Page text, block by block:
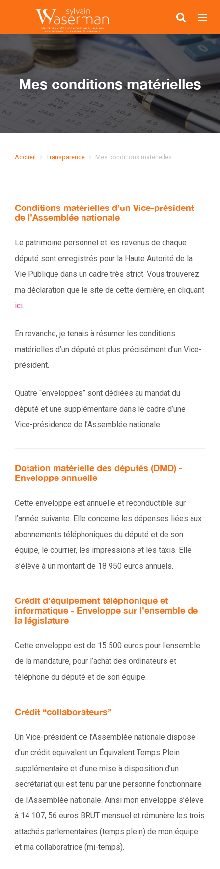
Accueil Transparence Mes conditions matérielles
Mes conditions matérielles
Conditions matérielles d’un Vice-président
de l’Assemblée nationale
Le patrimoine personnel et les revenus de chaque
député sont enregistrés pour la Haute Autorité de la
Vie Publique dans un cadre très strict. Vous trouverez
ma déclaration que le site de cette dernière, en cliquant
ici.
En revanche, je tenais à résumer les conditions
matérielles d’un député et plus précisément d’un Vice-
président.
Quatre “enveloppes” sont dédiées au mandat du
député et une supplémentaire dans le cadre d’une
Vice-présidence de l’Assemblée nationale.
Dotation matérielle des députés (DMD) -
Enveloppe annuelle
Cette enveloppe est annuelle et reconductible sur
l’année suivante. Elle concerne les dépenses liées aux
abonnements téléphoniques du député et de son
équipe, le courrier, les impressions et les taxis. Elle
s’élève à un montant de 18 950 euros annuels.
Crédit d’équipement téléphonique et
informatique - Enveloppe sur l’ensemble de
la législature
Cette enveloppe est de 15 500 euros pour l’ensemble
de la mandature, pour l’achat des ordinateurs et
téléphone du député et de son équipe.
Crédit “collaborateurs”
Un Vice-président de l’Assemblée nationale dispose
d’un crédit équivalent un Équivalent Temps Plein
supplémentaire et d’une mise à disposition d’un
secrétariat qui est tenu par une personne fonctionnaire
de l’Assemblée nationale. Ainsi mon enveloppe s’élève
à 14 107, 56 euros BRUT mensuel et rémunère les trois
attachés parlementaires (temps plein) de mon équipe
et ma collaboratrice (mi-temps).